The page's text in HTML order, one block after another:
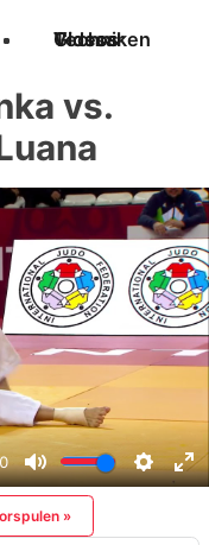
Techniken
Videos
Glossar
vs.
»